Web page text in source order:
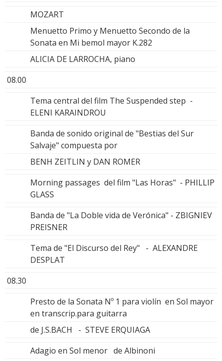
MOZART
Menuetto Primo y Menuetto Secondo de la
Sonata en Mi bemol mayor K.282
ALICIA DE LARROCHA, piano
08.00
Tema central del film The Suspended step -
ELENI KARAINDROU
Banda de sonido original de "Bestias del Sur
Salvaje" compuesta por
BENH ZEITLIN y DAN ROMER
Morning passages del film "Las Horas" - PHILLIP
GLASS
Banda de "La Doble vida de Verónica" - ZBIGNIEV
PREISNER
Tema de "El Discurso del Rey" - ALEXANDRE
DESPLAT
08.30
Presto de la Sonata Nº 1 para violín en Sol mayor
en transcrip.para guitarra
de J.S.BACH - STEVE ERQUIAGA
Adagio en Sol menor de Albinoni